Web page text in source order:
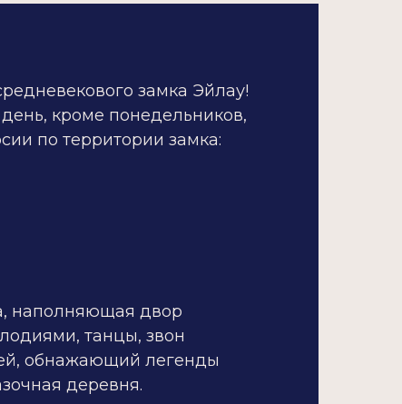
замка Эйлау!
кроме понедельников,
по территории замка:
наполняющая двор
танцы, звон
обнажающий легенды
деревня.